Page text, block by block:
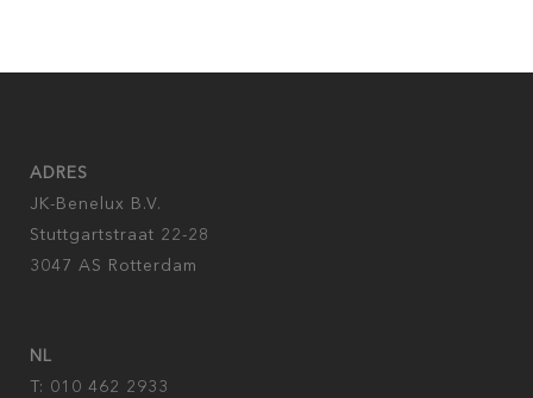
ADRES
JK-Benelux B.V.
Stuttgartstraat 22-28
3047 AS Rotterdam
NL
T: 010 462 2933